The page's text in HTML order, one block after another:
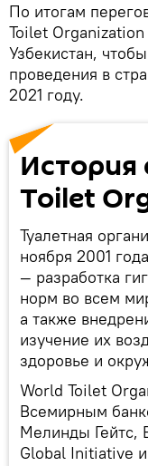
По итогам
Toilet
Узбекистан,
проведения в
2021 году.
История
Toilet
Туалетная
ноября 2001
— разработка
норм во всем
а также
изучение их
здоровье и
World Toilet
Всемирным
Мелинды
Global Initiative